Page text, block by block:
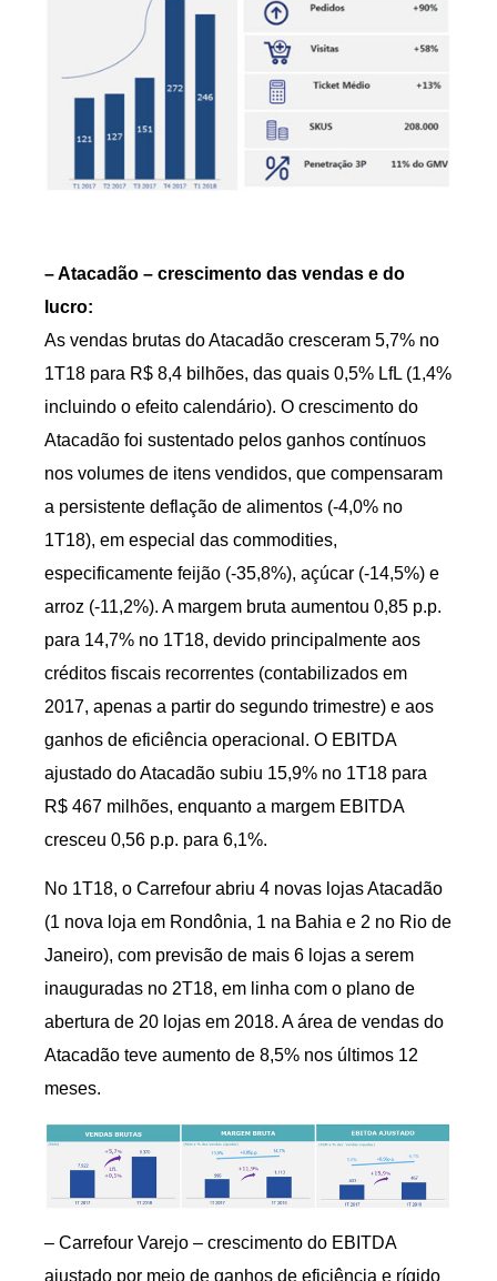
– Atacadão – crescimento das vendas e do
lucro:
As vendas brutas do Atacadão cresceram 5,7% no
1T18 para R$ 8,4 bilhões, das quais 0,5% LfL (1,4%
incluindo o efeito calendário). O crescimento do
Atacadão foi sustentado pelos ganhos contínuos
nos volumes de itens vendidos, que compensaram
a persistente deflação de alimentos (-4,0% no
1T18), em especial das commodities,
especificamente feijão (-35,8%), açúcar (-14,5%) e
arroz (-11,2%). A margem bruta aumentou 0,85 p.p.
para 14,7% no 1T18, devido principalmente aos
créditos fiscais recorrentes (contabilizados em
2017, apenas a partir do segundo trimestre) e aos
ganhos de eficiência operacional. O EBITDA
ajustado do Atacadão subiu 15,9% no 1T18 para
R$ 467 milhões, enquanto a margem EBITDA
cresceu 0,56 p.p. para 6,1%.
No 1T18, o Carrefour abriu 4 novas lojas Atacadão
(1 nova loja em Rondônia, 1 na Bahia e 2 no Rio de
Janeiro), com previsão de mais 6 lojas a serem
inauguradas no 2T18, em linha com o plano de
abertura de 20 lojas em 2018. A área de vendas do
Atacadão teve aumento de 8,5% nos últimos 12
meses.
– Carrefour Varejo – crescimento do EBITDA
ajustado por meio de ganhos de eficiência e rígido